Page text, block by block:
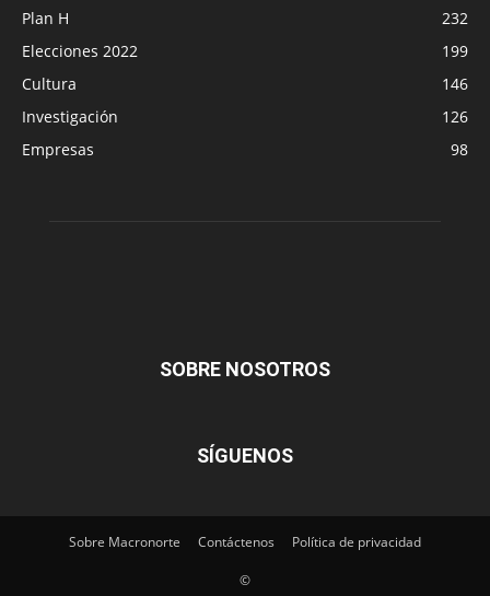
Plan H
232
Elecciones 2022
199
Cultura
146
Investigación
126
Empresas
98
SOBRE NOSOTROS
SÍGUENOS
Sobre Macronorte Contáctenos Política de privacidad
©